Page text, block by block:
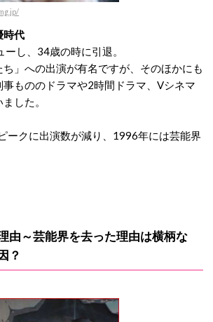
時代
し、34歳の時に引退。
ち」への出演が有名ですが、そのほかにも
もののドラマや2時間ドラマ、Vシネマ
した。
ークに出演数が減り、1996年には芸能界
由～芸能界を去った理由は横柄な
？